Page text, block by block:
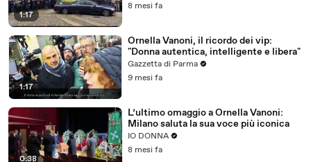
1:17
8 mesi fa
1:17
Ornella Vanoni, il ricordo dei vip:
"Donna autentica, intelligente e libera"
Gazzetta di Parma
9 mesi fa
0:38
L’ultimo omaggio a Ornella Vanoni:
Milano saluta la sua voce più iconica
IO DONNA
8 mesi fa